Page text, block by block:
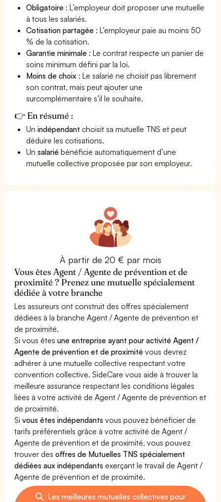
Obligatoire : L’employeur doit proposer une mutuelle
à tous les salariés.
Cotisation partagée : L’employeur paie au moins 50
% de la cotisation.
Garantie minimale : Le contrat respecte un panier de
soins minimum défini par la loi.
Moins de choix : Le salarié ne choisit pas librement
son contrat, mais peut ajouter une
surcomplémentaire s’il le souhaite.
👉 En résumé :
Unindépendant choisit sa mutuelle TNS et peut
déduire les cotisations.
Unsalarié bénéficie automatiquement d’une
mutuelle collective proposée par son employeur.
À partir de 20 € par mois
Vous êtes Agent / Agente de prévention et de
proximité ? Prenez une mutuelle spécialement
dédiée à votre branche
Les assureurs ont construit des offres spécialement
dédiées à la branche Agent / Agente de prévention et
de proximité.
Si vous êtesune entreprise ayant pour activité Agent /
Agente de prévention et de proximité vous devrez
adhérer à une mutuelle collective respectant votre
convention collective. SideCare vous aide à trouver la
meilleure assurance respectant les conditions légales
liées à votre activité de Agent / Agente de prévention et
de proximité.
Sivous êtes indépendants vous pouvez bénéficier de
tarifs préférentiels grâce à votre activité de Agent /
Agente de prévention et de proximité, vous pouvez
trouver desoffres de Mutuelles TNS spécialement
dédiées aux indépendants exerçant le travail de Agent /
Agente de prévention et de proximité.
Les meilleures mutuelles collectives pour